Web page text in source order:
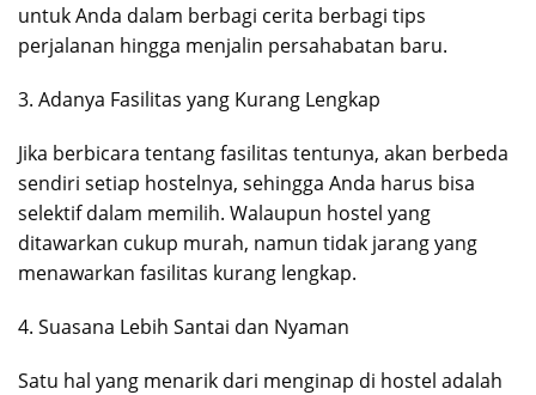
untuk Anda dalam berbagi cerita berbagi tips
perjalanan hingga menjalin persahabatan baru.
3. Adanya Fasilitas yang Kurang Lengkap
Jika berbicara tentang fasilitas tentunya, akan berbeda
sendiri setiap hostelnya, sehingga Anda harus bisa
selektif dalam memilih. Walaupun hostel yang
ditawarkan cukup murah, namun tidak jarang yang
menawarkan fasilitas kurang lengkap.
4. Suasana Lebih Santai dan Nyaman
Satu hal yang menarik dari menginap di hostel adalah